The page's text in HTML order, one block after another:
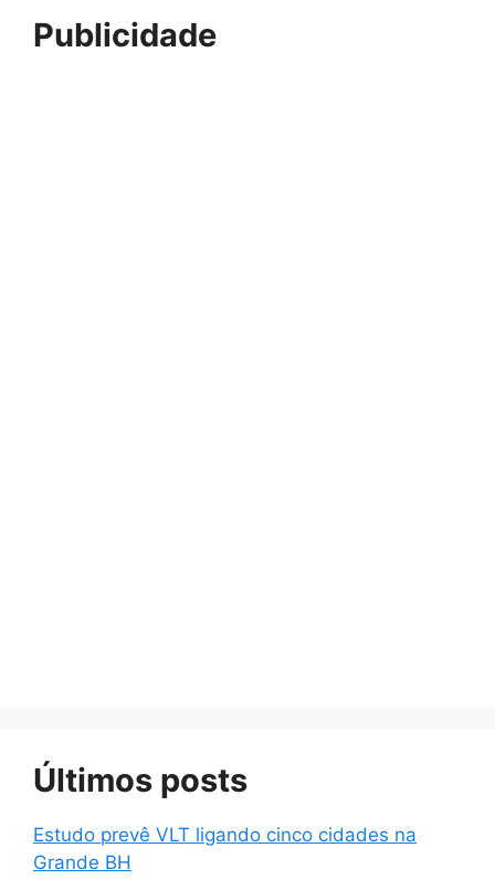
Publicidade
Últimos posts
Estudo prevê VLT ligando cinco cidades na
Grande BH